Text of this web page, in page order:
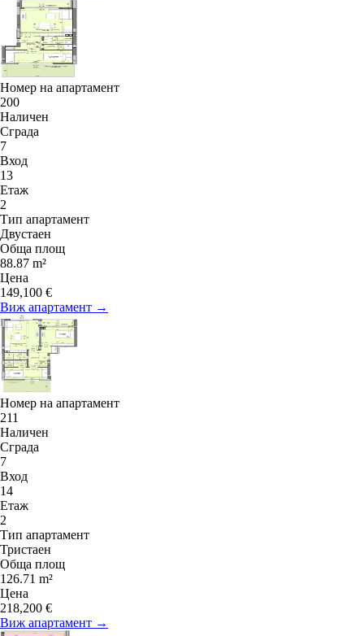
Номер на апартамент
200
Наличен
Сграда
7
Вход
13
Етаж
2
Тип апартамент
Двустаен
Обща площ
88.87 m²
Цена
149,100 €
Виж апартамент →
Номер на апартамент
211
Наличен
Сграда
7
Вход
14
Етаж
2
Тип апартамент
Тристаен
Обща площ
126.71 m²
Цена
218,200 €
Виж апартамент →